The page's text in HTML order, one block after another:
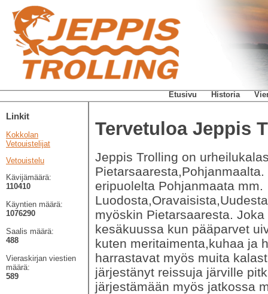
Etusivu Historia
Linkit
Kokkolan
Vetouistelijat
Vetouistelu
Kävijämäärä:
110410
Käyntien määrä:
1076290
Saalis määrä:
488
Vieraskirjan viestien
määrä:
589
Tervetuloa Jeppis
Jeppis Trolling on
eripuolelta Pohjanmaata mm.
myöskin Pietarsaaresta.
kesäkuussa kun pääparvet
kuten meritaimenta,kuhaa ja
harrastavat myös muita
järjestänyt reissuja järville
järjestämään myös jatkossa